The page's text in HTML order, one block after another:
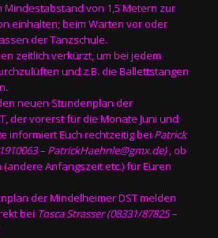
Mindestabstand von 1,5 Metern zur
einhalten; beim Warten vor oder
der Tanzschule.
zeitlich verkürzt, um bei jedem
und z.B. die Ballettstangen
neuen Stundenplan der
der vorerst für die Monate Juni und
informiert Euch rechtzeitig bei Patrick
– PatrickHaehnle@gmx.de), ob
Anfangszeit etc.) für Euren
der Mindelheimer DST melden
bei Tosca Strasser (08331/87825 –